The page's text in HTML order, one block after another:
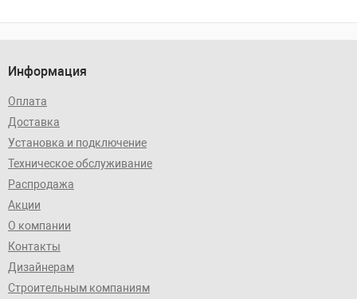
Информация
Оплата
Доставка
Установка и подключение
Техническое обслуживание
Распродажа
Акции
О компании
Контакты
Дизайнерам
Строительным компаниям